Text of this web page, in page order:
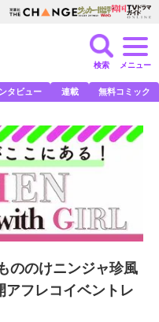
検索 メニュー
タビュー 連載 無料コミック
ののけニンジャ珍風
アフレコイベントレ